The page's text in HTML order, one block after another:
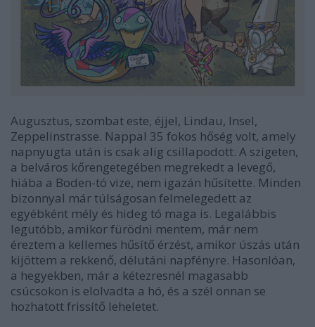
Augusztus, szombat este, éjjel, Lindau, Insel,
Zeppelinstrasse. Nappal 35 fokos hőség volt, amely
napnyugta után is csak alig csillapodott. A szigeten,
a belváros kőrengetegében megrekedt a levegő,
hiába a Boden-tó vize, nem igazán hűsítette. Minden
bizonnyal már túlságosan felmelegedett az
egyébként mély és hideg tó maga is. Legalábbis
legutóbb, amikor fürödni mentem, már nem
éreztem a kellemes hűsítő érzést, amikor úszás után
kijöttem a rekkenő, délutáni napfényre. Hasonlóan,
a hegyekben, már a kétezresnél magasabb
csúcsokon is elolvadta a hó, és a szél onnan se
hozhatott frissítő leheletet.